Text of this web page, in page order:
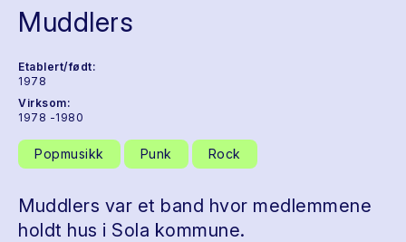
Muddlers
Etablert/født:
1978
Virksom:
1978 -1980
Popmusikk Punk Rock
Muddlers var et band hvor medlemmene
holdt hus i Sola kommune.